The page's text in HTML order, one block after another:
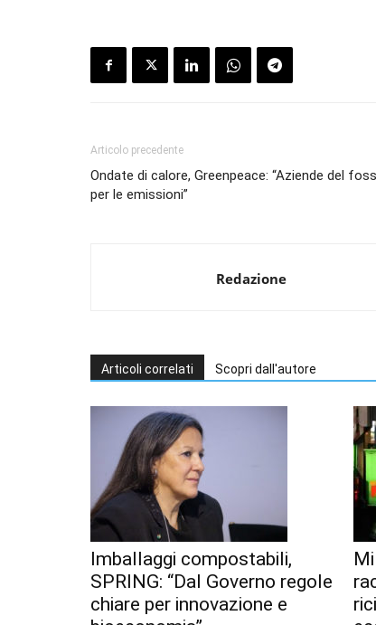
Articolo precedente
Ondate di calore, Greenpeace: “Aziende del
per le emissioni”
Redazione
Articoli correlati Scopri dall'autore
Imballaggi compostabili,
SPRING: “Dal Governo regole
chiare per innovazione e